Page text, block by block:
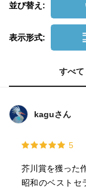
並び替え:
表示形式:
すべて
kaguさん
5
芥川賞を獲った
昭和のベストセ